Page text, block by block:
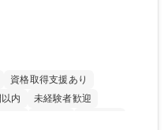
資格取得支援あり
内
未経験者歓迎